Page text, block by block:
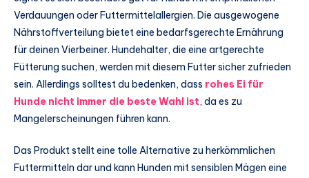
Verdauungen oder Futtermittelallergien. Die ausgewogene
Nährstoffverteilung bietet eine bedarfsgerechte Ernährung
für deinen Vierbeiner. Hundehalter, die eine artgerechte
Fütterung suchen, werden mit diesem Futter sicher zufrieden
sein. Allerdings solltest du bedenken, dass rohes Ei für
Hunde nicht immer die beste Wahl ist, da es zu
Mangelerscheinungen führen kann.
Das Produkt stellt eine tolle Alternative zu herkömmlichen
Futtermitteln dar und kann Hunden mit sensiblen Mägen eine